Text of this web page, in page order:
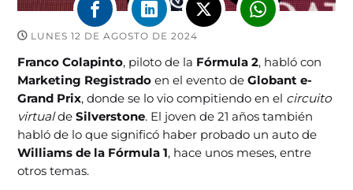
LUNES 12 DE AGOSTO DE 2024
Franco Colapinto, piloto de la Fórmula 2, habló con
Marketing Registrado en el evento deGlobant e-
Grand Prix, donde se lo vio compitiendo en el circuito
virtualdeSilverstone. El joven de 21 años también
habló de lo que significó haber probado un auto de
Williams de la Fórmula 1, hace unos meses, entre
otros temas.